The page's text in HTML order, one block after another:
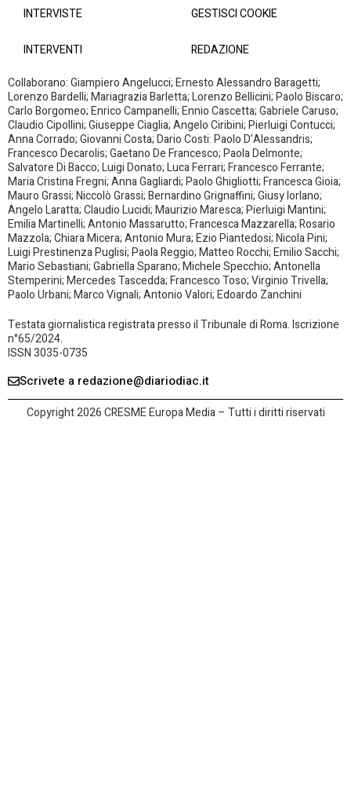
INTERVISTE
INTERVENTI
GESTISCI COOKIE
REDAZIONE
Collaborano: Giampiero Angelucci; Ernesto Alessandro Baragetti;
Lorenzo Bardelli; Mariagrazia Barletta; Lorenzo Bellicini; Paolo Biscaro;
Carlo Borgomeo; Enrico Campanelli; Ennio Cascetta; Gabriele Caruso;
Claudio Cipollini; Giuseppe Ciaglia; Angelo Ciribini; Pierluigi Contucci;
Anna Corrado; Giovanni Costa; Dario Costi: Paolo D’Alessandris;
Francesco Decarolis; Gaetano De Francesco; Paola Delmonte;
Salvatore Di Bacco; Luigi Donato; Luca Ferrari; Francesco Ferrante;
Maria Cristina Fregni; Anna Gagliardi; Paolo Ghigliotti; Francesca Gioia;
Mauro Grassi; Niccolò Grassi; Bernardino Grignaffini; Giusy Iorlano;
Angelo Laratta; Claudio Lucidi; Maurizio Maresca; Pierluigi Mantini;
Emilia Martinelli; Antonio Massarutto; Francesca Mazzarella; Rosario
Mazzola; Chiara Micera; Antonio Mura; Ezio Piantedosi; Nicola Pini;
Luigi Prestinenza Puglisi; Paola Reggio; Matteo Rocchi; Emilio Sacchi;
Mario Sebastiani; Gabriella Sparano; Michele Specchio; Antonella
Stemperini; Mercedes Tascedda; Francesco Toso; Virginio Trivella;
Paolo Urbani; Marco Vignali; Antonio Valori; Edoardo Zanchini
Testata giornalistica registrata presso il Tribunale di Roma. Iscrizione
n°65/2024.
ISSN 3035-0735
Scrivete a redazione@diariodiac.it
Copyright 2026 CRESME Europa Media – Tutti i diritti riservati